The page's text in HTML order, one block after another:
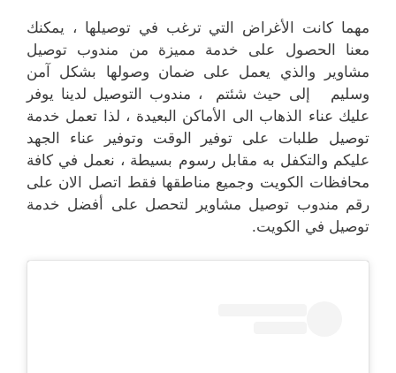
مهما كانت الأغراض التي ترغب في توصيلها ، يمكنك
معنا الحصول على خدمة مميزة من مندوب توصيل
مشاوير والذي يعمل على ضمان وصولها بشكل آمن
وسليم إلى حيث شئتم ، مندوب التوصيل لدينا يوفر
عليك عناء الذهاب الى الأماكن البعيدة ، لذا تعمل خدمة
توصيل طلبات على توفير الوقت وتوفير عناء الجهد
عليكم والتكفل به مقابل رسوم بسيطة ، نعمل في كافة
محافظات الكويت وجميع مناطقها فقط اتصل الان على
رقم مندوب توصيل مشاوير لتحصل على أفضل خدمة
توصيل في الكويت.